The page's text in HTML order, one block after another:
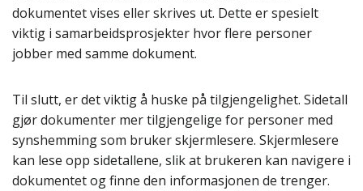
dokumentet vises eller skrives ut. Dette er spesielt
viktig i samarbeidsprosjekter hvor flere personer
jobber med samme dokument.
Til slutt, er det viktig å huske på tilgjengelighet. Sidetall
gjør dokumenter mer tilgjengelige for personer med
synshemming som bruker skjermlesere. Skjermlesere
kan lese opp sidetallene, slik at brukeren kan navigere i
dokumentet og finne den informasjonen de trenger.